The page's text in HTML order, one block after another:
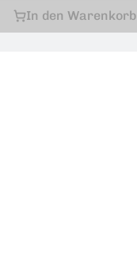
In den Warenkorb